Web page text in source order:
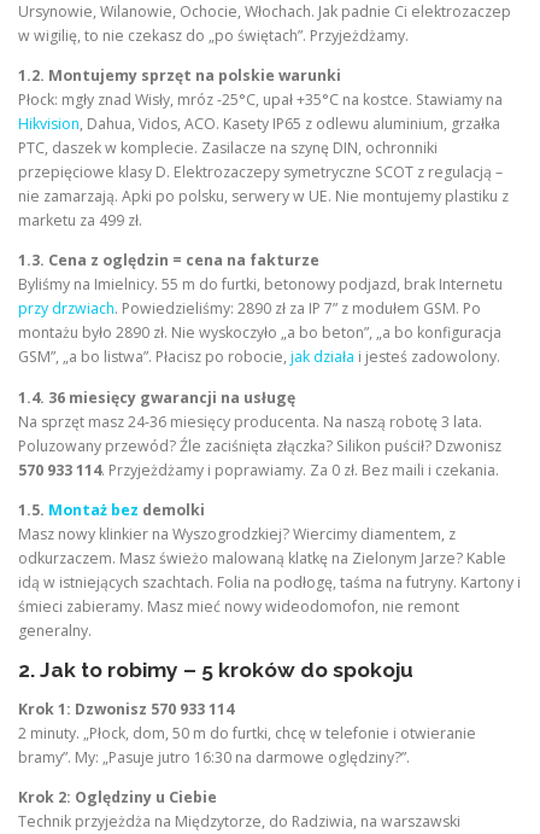
Ursynowie, Wilanowie, Ochocie, Włochach. Jak padnie Ci elektrozaczep
w wigilię, to nie czekasz do „po świętach”. Przyjeżdżamy.
1.2. Montujemy sprzęt na polskie warunki
Płock: mgły znad Wisły, mróz -25°C, upał +35°C na kostce. Stawiamy na
Hikvision, Dahua, Vidos, ACO. Kasety IP65 z odlewu aluminium, grzałka
PTC, daszek w komplecie. Zasilacze na szynę DIN, ochronniki
przepięciowe klasy D. Elektrozaczepy symetryczne SCOT z regulacją –
nie zamarzają. Apki po polsku, serwery w UE. Nie montujemy plastiku z
marketu za 499 zł.
1.3. Cena z oględzin = cena na fakturze
Byliśmy na Imielnicy. 55 m do furtki, betonowy podjazd, brak Internetu
przy drzwiach. Powiedzieliśmy: 2890 zł za IP 7” z modułem GSM. Po
montażu było 2890 zł. Nie wyskoczyło „a bo beton”, „a bo konfiguracja
GSM”, „a bo listwa”. Płacisz po robocie, jak działa i jesteś zadowolony.
1.4. 36 miesięcy gwarancji na usługę
Na sprzęt masz 24-36 miesięcy producenta. Na naszą robotę 3 lata.
Poluzowany przewód? Źle zaciśnięta złączka? Silikon puścił? Dzwonisz
570 933 114. Przyjeżdżamy i poprawiamy. Za 0 zł. Bez maili i czekania.
1.5. Montaż bez demolki
Masz nowy klinkier na Wyszogrodzkiej? Wiercimy diamentem, z
odkurzaczem. Masz świeżo malowaną klatkę na Zielonym Jarze? Kable
idą w istniejących szachtach. Folia na podłogę, taśma na futryny. Kartony i
śmieci zabieramy. Masz mieć nowy wideodomofon, nie remont
generalny.
2. Jak to robimy – 5 kroków do spokoju
Krok 1: Dzwonisz 570 933 114
2 minuty. „Płock, dom, 50 m do furtki, chcę w telefonie i otwieranie
bramy”. My: „Pasuje jutro 16:30 na darmowe oględziny?”.
Krok 2: Oględziny u Ciebie
Technik przyjeżdża na Międzytorze, do Radziwia, na warszawski